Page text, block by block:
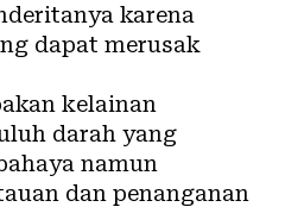
karena
dapat merusak
kelainan
darah yang
namun
dan penanganan